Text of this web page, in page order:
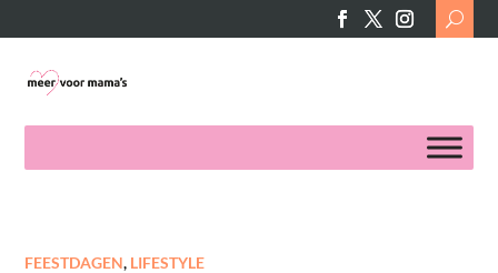
Search
for:
FEESTDAGEN, LIFESTYLE